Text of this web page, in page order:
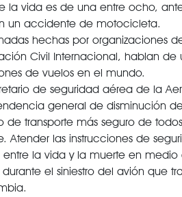
la vida es de una entre ocho,
un accidente de motocicleta.
hechas por
Civil Internacional, hablan
de vuelos en el mundo.
de seguridad aérea de la
general de disminución
de transporte más seguro de
Atender las instrucciones de
la vida y la muerte en
el siniestro del avión que